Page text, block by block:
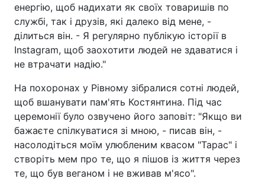
енергію, щоб надихати як своїх товаришів по
службі, так і друзів, які далеко від мене, -
ділиться він. - Я регулярно публікую історії в
Instagram, щоб заохотити людей не здаватися і
не втрачати надію."
На похоронах у Рівному зібралися сотні людей,
щоб вшанувати пам'ять Костянтина. Під час
церемонії було озвучено його заповіт: "Якщо ви
бажаєте спілкуватися зі мною, - писав він, -
насолодіться моїм улюбленим квасом "Тарас" і
створіть мем про те, що я пішов із життя через
те, що був веганом і не вживав м'ясо".